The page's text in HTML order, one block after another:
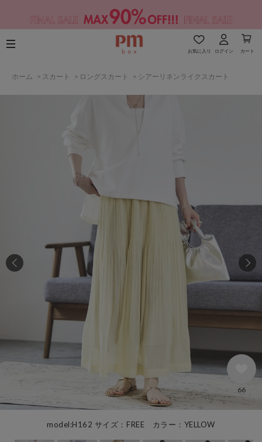
お気に入り ログイン カート
ホーム > スカート > ロングスカート > シアーリネンライクスカート
model:H162 サイズ：FREE カラー：YELLOW
66